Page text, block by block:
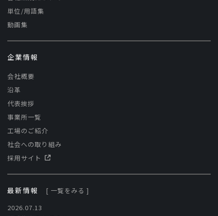
単位/用語集
動画集
企業情報
会社概要
沿革
代表挨拶
事業所一覧
工場のご紹介
社会への取り組み
採用サイト
最新情報
[ 一覧をみる ]
2026.07.13